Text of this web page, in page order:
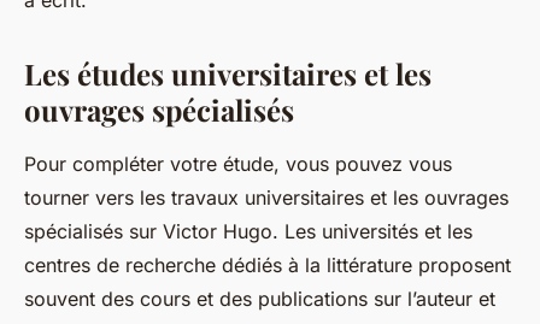
Les études universitaires et les
ouvrages spécialisés
Pour compléter votre étude, vous pouvez vous
tourner vers les travaux universitaires et les ouvrages
spécialisés sur Victor Hugo. Les universités et les
centres de recherche dédiés à la littérature proposent
souvent des cours et des publications sur l’auteur et